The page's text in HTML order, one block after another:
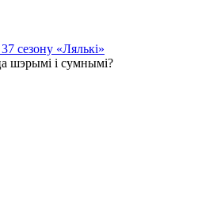
сезону «Лялькі»
шэрымі і сумнымі?